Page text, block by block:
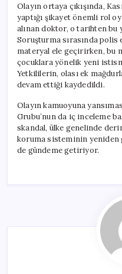
Olayın ortaya çıkışında,
yaptığı şikayet önemli rol
alınan doktor, o tarihten bu
Soruşturma sırasında
materyal ele geçirirken, bu
çocuklara yönelik yeni
Yetkililerin, olası ek
devam ettiği kaydedildi.
Olayın kamuoyuna
Grubu’nun da iç inceleme
skandal, ülke genelinde
koruma sisteminin
de gündeme getiriyor.